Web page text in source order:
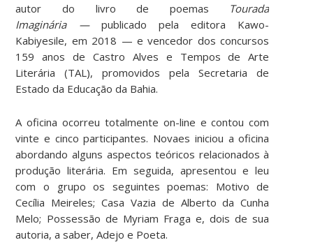
autor do livro de poemas Tourada
Imaginária —publicado pela editora Kawo-
Kabiyesile, em 2018 — e vencedor dos concursos
159 anos de Castro Alves e Tempos de Arte
Literária (TAL), promovidos pela Secretaria de
Estado da Educação da Bahia.
A oficina ocorreu totalmente on-line e contou com
vinte e cinco participantes. Novaes iniciou a oficina
abordando alguns aspectos teóricos relacionados à
produção literária. Em seguida, apresentou e leu
com o grupo os seguintes poemas: Motivo de
Cecília Meireles; Casa Vazia de Alberto da Cunha
Melo; Possessão de Myriam Fraga e, dois de sua
autoria, a saber, Adejo e Poeta.